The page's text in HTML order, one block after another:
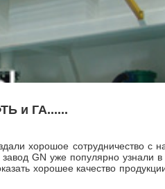
и ГА......
хорошое сотрудничество с
GN уже популярно узнали
хорошее качество